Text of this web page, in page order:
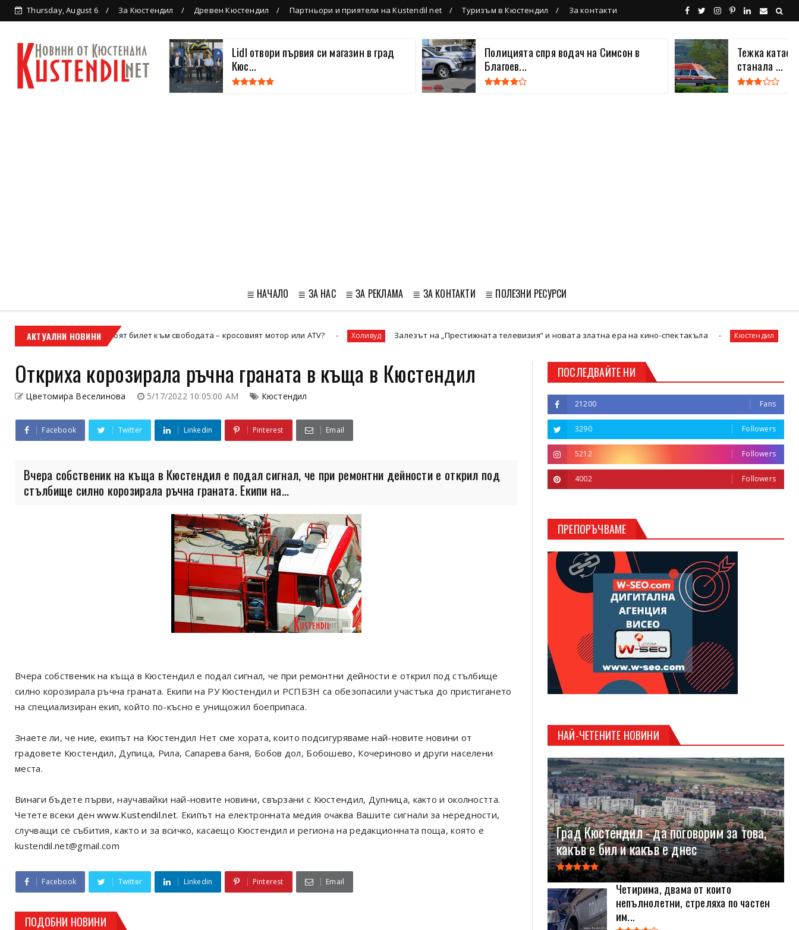
Thursday, August 6 За Кюстендил Древен Кюстендил Партньори и приятели на Kustendil net Туризъм в Кюстендил За контакти
Lidl отвори първия си магазин в град
Кюс...
Полицията спря водач на Симсон в
Благоев...
Тежка
станала ...
≣ НАЧАЛО ≣ ЗА НАС ≣ ЗА РЕКЛАМА ≣ ЗА КОНТАКТИ ≣ ПОЛЕЗНИ РЕСУРСИ
АКТУАЛНИ НОВИНИ
Кой е твоят билет към свободата – кросовият мотор или ATV? Холивуд Залезът на „Престижната телевизия“ и новата златна ера на кино-спектакъла Кюстендил Втора
Откриха корозирала ръчна граната в къща в Кюстендил
Цветомира Веселинова 5/17/2022 10:05:00 AM Кюстендил
Facebook Twitter Linkedin Pinterest Email
Вчера собственик на къща в Кюстендил е подал сигнал, че при ремонтни дейности е открил под
стълбище силно корозирала ръчна граната. Екипи на...
Вчера собственик на къща в Кюстендил е подал сигнал, че при ремонтни дейности е открил под стълбище
силно корозирала ръчна граната. Екипи на РУ Кюстендил и РСПБЗН са обезопасили участъка до пристигането
на специализиран екип, който по-късно е унищожил боеприпаса.
Знаете ли, че ние, екипът на Кюстендил Нет сме хората, които подсигуряваме най-новите новини от
градовете Кюстендил, Дупица, Рила, Сапарева баня, Бобов дол, Бобошево, Кочериново и други населени
места.
Винаги бъдете първи, научавайки най-новите новини, свързани с Кюстендил, Дупница, както и околността.
Четете всеки денwww.Kustendil.net. Екипът на електронната медия очаква Вашите сигнали за нередности,
случващи се събития, както и за всичко, касаещо Кюстендил и региона на редакционната поща, която е
kustendil.net@gmail.com
Facebook Twitter Linkedin Pinterest Email
ПОДОБНИ НОВИНИ
ПОСЛЕДВАЙТЕ НИ
21200 Fans
3290 Followers
5212 Followers
4002 Followers
ПРЕПОРЪЧВАМЕ
НАЙ-ЧЕТЕНИТЕ НОВИНИ
Град Кюстендил - да поговорим за това,
какъв е бил и какъв е днес
Четирима, двама от които
непълнолетни, стреляха по частен
им...